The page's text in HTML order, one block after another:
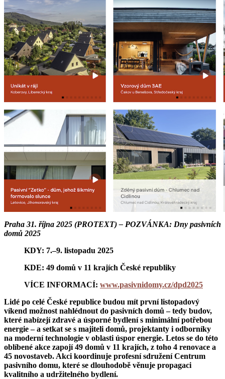
Praha 31. října 2025 (PROTEXT) – POZVÁNKA: Dny pasivních
domů 2025
KDY: 7.–9. listopadu 2025
KDE: 49 domů v 11 krajích České republiky
VÍCE INFORMACÍ: www.pasivnidomy.cz/dpd2025
Lidé po celé České republice budou mít první listopadový
víkend možnost nahlédnout do pasivních domů – tedy budov,
které nabízejí zdravé a úsporné bydlení s minimální potřebou
energie – a setkat se s majiteli domů, projektanty i odborníky
na moderní technologie v oblasti úspor energie. Letos se do této
oblíbené akce zapojí 49 domů v 11 krajích, z toho 4 renovace a
45 novostaveb. Akci koordinuje profesní sdružení Centrum
pasivního domu, které se dlouhodobě věnuje propagaci
kvalitního a udržitelného bydlení.